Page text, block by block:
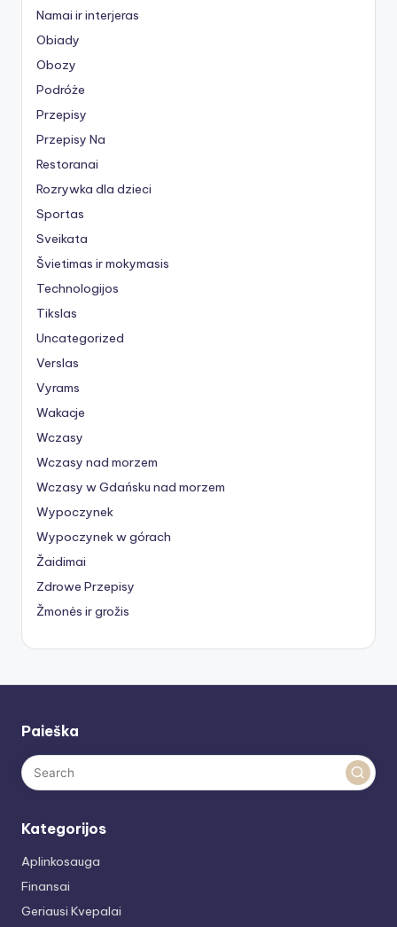
Namai ir interjeras
Obiady
Obozy
Podróże
Przepisy
Przepisy Na
Restoranai
Rozrywka dla dzieci
Sportas
Sveikata
Švietimas ir mokymasis
Technologijos
Tikslas
Uncategorized
Verslas
Vyrams
Wakacje
Wczasy
Wczasy nad morzem
Wczasy w Gdańsku nad morzem
Wypoczynek
Wypoczynek w górach
Žaidimai
Zdrowe Przepisy
Žmonės ir grožis
Paieška
Kategorijos
Aplinkosauga
Finansai
Geriausi Kvepalai